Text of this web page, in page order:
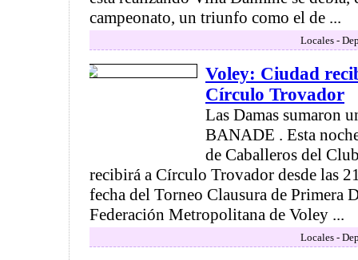
campeonato, un triunfo como el de ...
Locales -
Voley: Ciudad
Círculo Trovador
Las Damas sumaron
BANADE . Esta
de Caballeros del
recibirá a Círculo Trovador desde las
fecha del Torneo Clausura de Primera
Federación Metropolitana de Voley ...
Locales -